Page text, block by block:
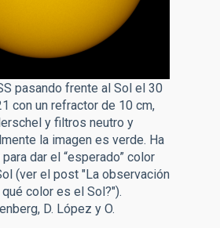
pasando frente al Sol el 30
con un refractor de 10 cm,
y filtros neutro y
la imagen es verde. Ha
dar el “esperado” color
(ver el post "La observación
color es el Sol?").
D. López y O.